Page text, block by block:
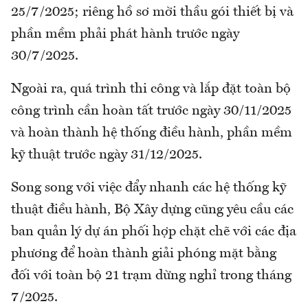
25/7/2025; riêng hồ sơ mời thầu gói thiết bị và
phần mềm phải phát hành trước ngày
30/7/2025.
Ngoài ra, quá trình thi công và lắp đặt toàn bộ
công trình cần hoàn tất trước ngày 30/11/2025
và hoàn thành hệ thống điều hành, phần mềm
kỹ thuật trước ngày 31/12/2025.
Song song với việc đẩy nhanh các hệ thống kỹ
thuật điều hành, Bộ Xây dựng cũng yêu cầu các
ban quản lý dự án phối hợp chặt chẽ với các địa
phương để hoàn thành giải phóng mặt bằng
đối với toàn bộ 21 trạm dừng nghỉ trong tháng
7/2025.